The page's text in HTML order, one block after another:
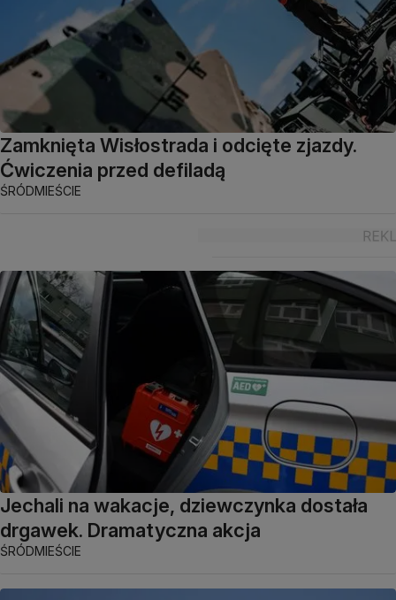
Zamknięta Wisłostrada i odcięte zjazdy.
Ćwiczenia przed defiladą
ŚRÓDMIEŚCIE
Jechali na wakacje, dziewczynka dostała
drgawek. Dramatyczna akcja
ŚRÓDMIEŚCIE